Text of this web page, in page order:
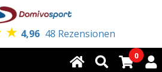
★ 4,96 48 Rezensionen
0